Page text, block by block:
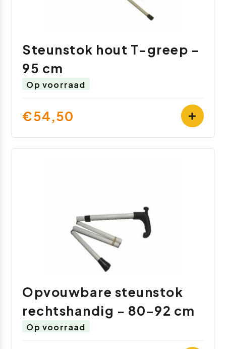
Steunstok hout T-greep -
95 cm
Op voorraad
€54,50
Opvouwbare steunstok
rechtshandig - 80-92 cm
Op voorraad